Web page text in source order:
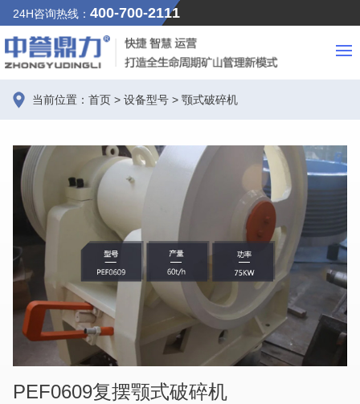
24H咨询热线： 400-700-2111
当前位置： 首页 > 设备型号 > 颚式破碎机
PEF0609复摆颚式破碎机